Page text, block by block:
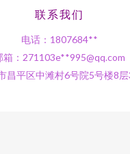
联系我们
电话：1807684**
箱：271103e**995@qq.com
昌平区中滩村6号院5号楼8